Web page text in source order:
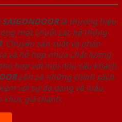
là thương hiệu
một chuỗi các hệ thống
. Chuyên sản xuất và phân
và hỗ hợp nhựa chất lượng
hợp với mọi nhu cầu khách
còn có những chính sách
với sự đa dạng về mẫu
khúc giá thành.